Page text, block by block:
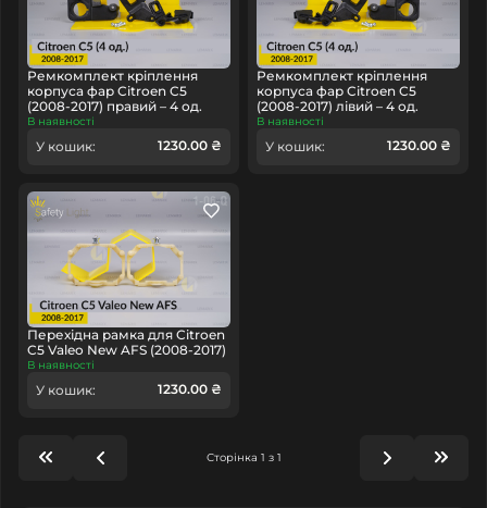
Ремкомплект кріплення
корпуса фар Citroen C5
(2008-2017) правий – 4 од.
В наявності
У кошик: 1230.00 ₴
Ремкомплект кріплення
корпуса фар Citroen C5
(2008-2017) лівий – 4 од.
В наявності
У кошик: 1230.00 ₴
Перехідна рамка для Citroen
C5 Valeo New AFS (2008-2017)
В наявності
У кошик: 1230.00 ₴
Сторінка 1 з 1